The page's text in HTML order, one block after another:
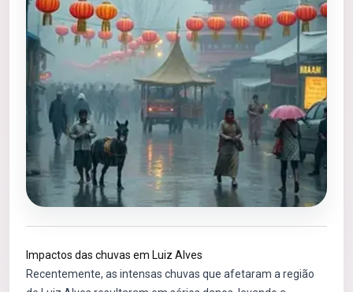
Impactos das chuvas em Luiz Alves
Recentemente, as intensas chuvas que afetaram a região